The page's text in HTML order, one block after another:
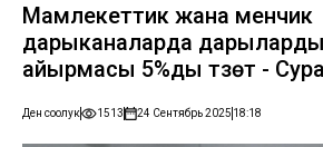
Мамлекеттик жана менчик
дарыканаларда
айырмасы 5%ды түзөт -
Ден соолук 1513 24 Сентябрь 2025 18:18